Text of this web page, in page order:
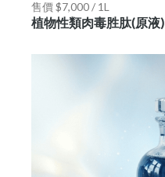
售價 $7,000 / 1L
植物性類肉毒胜肽(原液)